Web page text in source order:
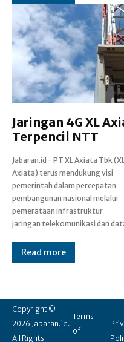
Jaringan 4G XL
Terpencil NTT
Jabaran.id - PT XL Axiata Tbk (XL
Axiata) terus mendukung visi
pemerintah dalam percepatan
pembangunan nasional melalui
pemerataan infrastruktur
jaringan telekomunikasi dan
di seluruh Indonesia. Khusus di
Provinsi Nusa Tenggara Timur
(NTT), dalam kurun waktu 1
tahun terakhir, XL Axiata gencar
Read more
Copyright ©
2026 Jabaran.id.
All Rights
Terms
of